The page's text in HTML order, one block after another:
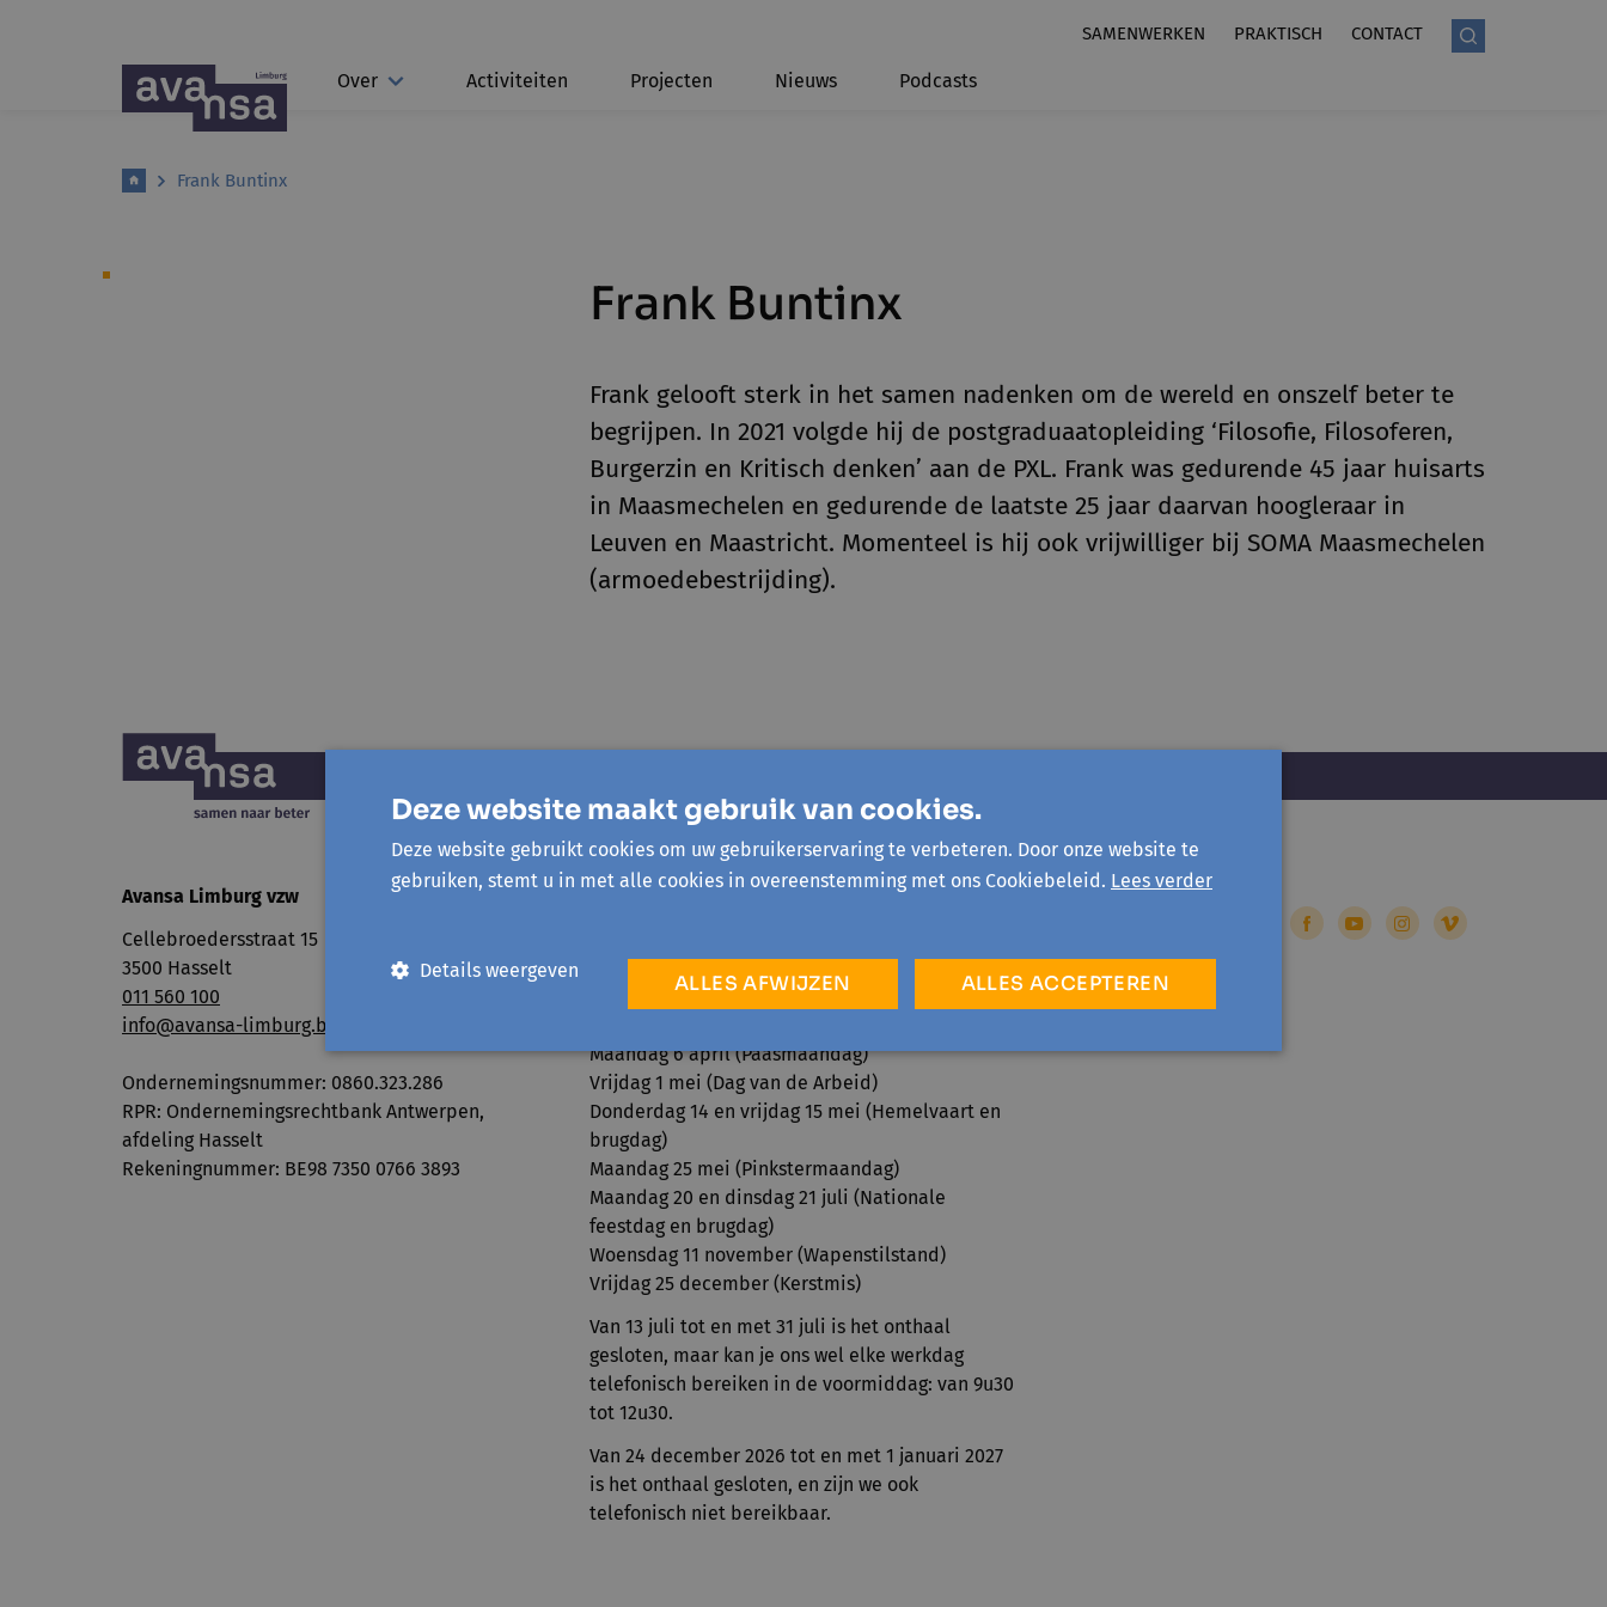
SAMENWERKEN PRAKTISCH CONTACT
Over Activiteiten Projecten Nieuws Podcasts
Frank Buntinx
Frank Buntinx
Frank gelooft sterk in het samen nadenken om de wereld en onszelf beter te
begrijpen. In 2021 volgde hij de postgraduaatopleiding ‘Filosofie, Filosoferen,
Burgerzin en Kritisch denken’ aan de PXL. Frank was gedurende 45 jaar huisarts
in Maasmechelen en gedurende de laatste 25 jaar daarvan hoogleraar in
Leuven en Maastricht. Momenteel is hij ook vrijwilliger bij SOMA Maasmechelen
(armoedebestrijding).
Avansa Limburg vzw
Cellebroedersstraat 15
3500 Hasselt
011 560 100
info@avansa-limburg.be
Ondernemingsnummer: ​0860.323.286
RPR: Ondernemingsrechtbank Antwerpen,
afdeling Hasselt
Rekeningnummer: BE98 7350 0766 3893
Sluitingsdagen 2026
Maandag 6 april (Paasmaandag)
Vrijdag 1 mei (Dag van de Arbeid)
Donderdag 14 en vrijdag 15 mei (Hemelvaart en
brugdag)
Maandag 25 mei (Pinkstermaandag)
Maandag 20 en dinsdag 21 juli (Nationale
feestdag en brugdag)
Woensdag 11 november (Wapenstilstand)
Vrijdag 25 december (Kerstmis)
Van 13 juli tot en met 31 juli is het onthaal
gesloten, maar kan je ons wel elke werkdag
telefonisch bereiken in de voormiddag: van 9u30
tot 12u30.
Van 24 december 2026 tot en met 1 januari 2027
is het onthaal gesloten, en zijn we ook
telefonisch niet bereikbaar.
Deze website maakt gebruik van cookies.
Deze website gebruikt cookies om uw gebruikerservaring te verbeteren. Door onze website te
gebruiken, stemt u in met alle cookies in overeenstemming met ons Cookiebeleid. Lees verder
ALLES ACCEPTEREN
ALLES AFWIJZEN
Details weergeven